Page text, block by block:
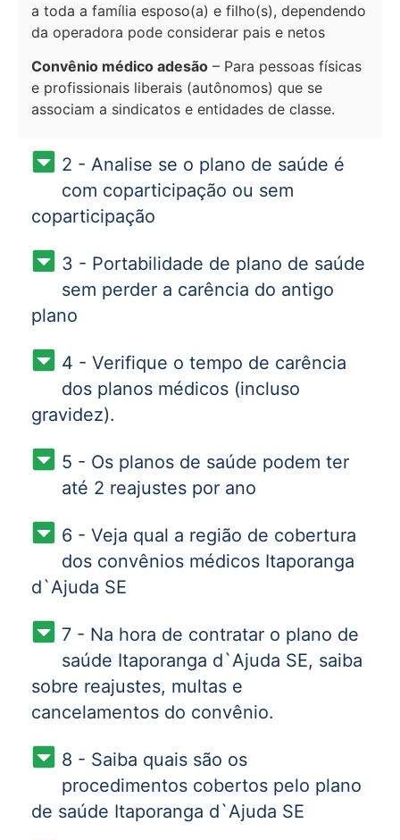
a toda a família esposo(a) e filho(s), dependendo
da operadora pode considerar pais e netos
Convênio médico adesão – Para pessoas físicas
e profissionais liberais (autônomos) que se
associam a sindicatos e entidades de classe.
2 - Analise se o plano de saúde é
com coparticipação ou sem
coparticipação
3 - Portabilidade de plano de saúde
sem perder a carência do antigo
plano
4 - Verifique o tempo de carência
dos planos médicos (incluso
gravidez).
5 - Os planos de saúde podem ter
até 2 reajustes por ano
6 - Veja qual a região de cobertura
dos convênios médicos Itaporanga
d`Ajuda SE
7 - Na hora de contratar o plano de
saúde Itaporanga d`Ajuda SE, saiba
sobre reajustes, multas e
cancelamentos do convênio.
8 - Saiba quais são os
procedimentos cobertos pelo plano
de saúde Itaporanga d`Ajuda SE